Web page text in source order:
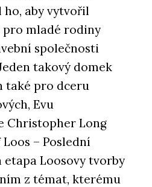
aby vytvořil
mladé rodiny
společnosti
takový domek
také pro dceru
Evu
Christopher Long
– Poslední
etapa Loosovy tvorby
z témat, kterému